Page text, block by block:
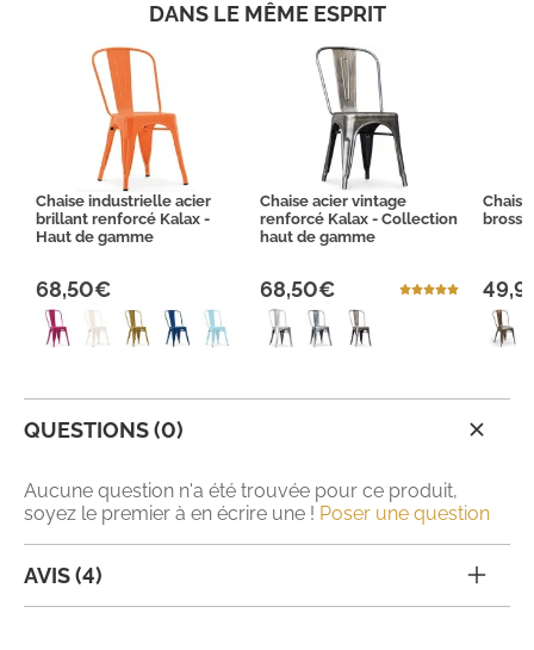
DANS LE MÊME ESPRIT
Chaise industrielle acier
brillant renforcé Kalax -
Haut de gamme
68,50€
Chaise acier vintage
renforcé Kalax - Collection
haut de gamme
68,50€
QUESTIONS (0)
Aucune question n'a été trouvée pour ce produit,
soyez le premier à en écrire une ! Poser une question
AVIS (4)